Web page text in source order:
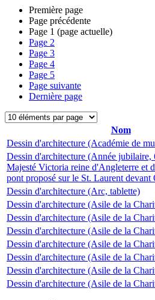
Première page
Page précédente
Page 1 (page actuelle)
Page 2
Page 3
Page 4
Page 5
Page suivante
Dernière page
Nom
Dessin d'architecture (Académie de
Dessin d'architecture (Année jubilaire,
Majesté Victoria reine d'Angleterre et
pont proposé sur le St. Laurent devant
Dessin d'architecture (Arc, tablette)
Dessin d'architecture (Asile de la
Dessin d'architecture (Asile de la
Dessin d'architecture (Asile de la
Dessin d'architecture (Asile de la
Dessin d'architecture (Asile de la
Dessin d'architecture (Asile de la
Dessin d'architecture (Asile de la